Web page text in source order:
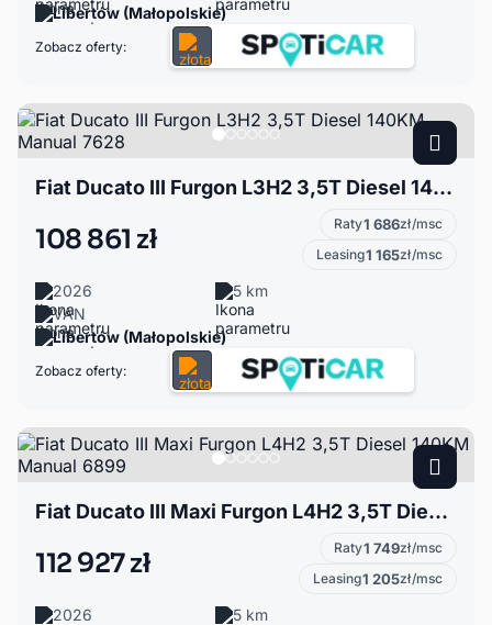
Libertów (Małopolskie)
Zobacz oferty:
Fiat Ducato III Furgon L3H2 3,5T Diesel 140KM Manual 7628
108 861 zł Raty1 686zł/msc
Leasing1 165zł/msc
2026
5 km
VAN
Libertów (Małopolskie)
Zobacz oferty:
Fiat Ducato III Maxi Furgon L4H2 3,5T Diesel 140KM Manual 6899
112 927 zł Raty1 749zł/msc
Leasing1 205zł/msc
2026
5 km